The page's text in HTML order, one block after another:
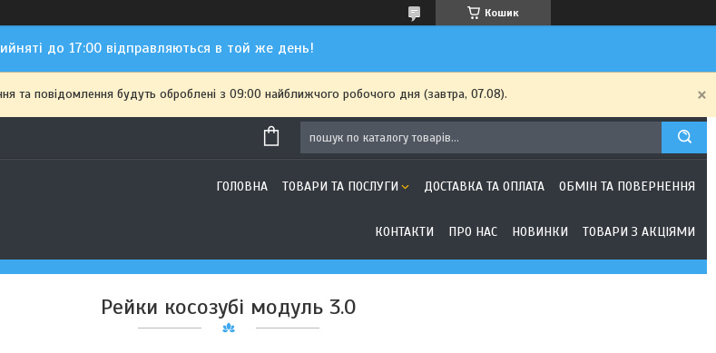
Кошик
до 17:00 відправляються в той же день!
та повідомлення будуть оброблені з 09:00 найближчого робочого дня (завтра, 07.08).
ГОЛОВНА ТОВАРИ ТА ПОСЛУГИ ДОСТАВКА ТА ОПЛАТА ОБМІН ТА ПОВЕРНЕННЯ
КОНТАКТИ ПРО НАС НОВИНКИ ТОВАРИ З АКЦІЯМИ
Рейки косозубі модуль 3.0